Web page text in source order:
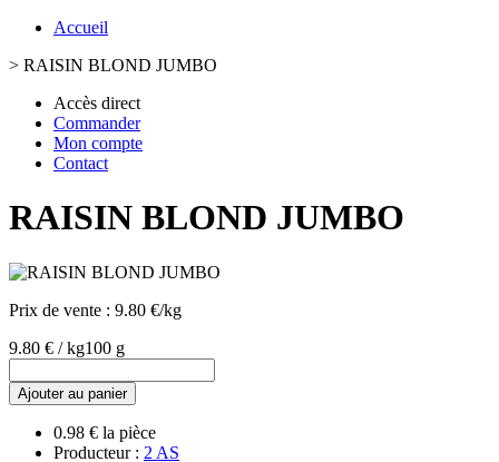
Accueil
> RAISIN BLOND JUMBO
Accès direct
Commander
Mon compte
Contact
RAISIN BLOND JUMBO
Prix de vente : 9.80 €/kg
9.80 € / kg100 g
Ajouter au panier
0.98 € la pièce
Producteur : 2 AS